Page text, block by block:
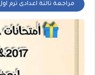
مراجعة تالتة اعدادى ترم اول